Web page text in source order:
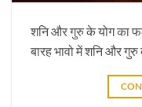
शनि और गुरु के योग का
बारह भावो में शनि और